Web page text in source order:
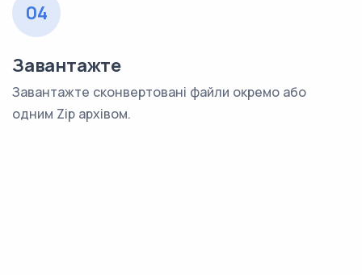
04
Завантажте
Завантажте сконвертовані файли окремо або
одним Zip архівом.